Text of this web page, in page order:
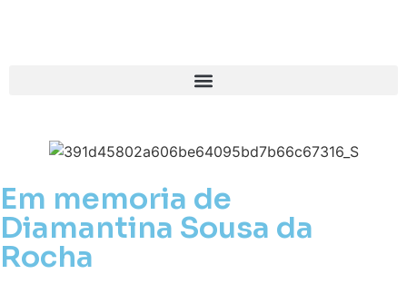
Em memoria de
Diamantina Sousa da
Rocha